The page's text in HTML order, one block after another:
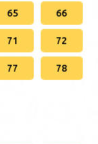
65 66
71 72
77 78